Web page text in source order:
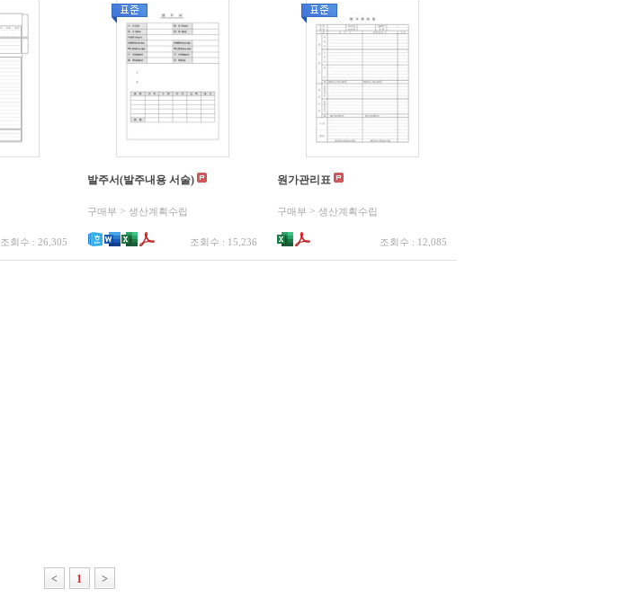
조회수 : 26,305
발주서(발주내용 서술)
구매부 > 생산계획수립
조회수 : 15,236
원가관리표
구매부 > 생산계획수립
조회수 : 12,085
< 1 >